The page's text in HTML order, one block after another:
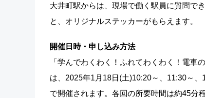
大井町駅からは、現場で働く駅員に質問で
と、オリジナルステッカーがもらえます。
開催日時・申し込み方法
「学んでわくわく！ふれてわくわく！電車
は、2025年1月18日(土)10:20～、11:30～
で開催されます。各回の所要時間は約45分